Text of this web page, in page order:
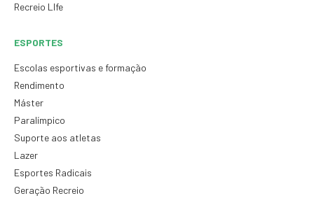
Recreio LIfe
ESPORTES
Escolas esportivas e formação
Rendimento
Máster
Paralímpico
Suporte aos atletas
Lazer
Esportes Radicais
Geração Recreio